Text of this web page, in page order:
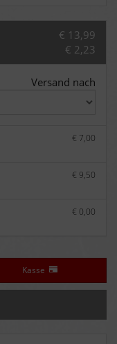
€ 13,99
€ 2,23
Versand nach
€ 7,00
€ 9,50
€ 0,00
Kasse